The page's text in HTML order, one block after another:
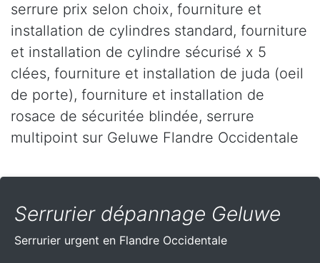
serrure prix selon choix, fourniture et
installation de cylindres standard, fourniture
et installation de cylindre sécurisé x 5
clées, fourniture et installation de juda (oeil
de porte), fourniture et installation de
rosace de sécuritée blindée, serrure
multipoint sur Geluwe Flandre Occidentale
Serrurier dépannage Geluwe
Serrurier urgent en Flandre Occidentale